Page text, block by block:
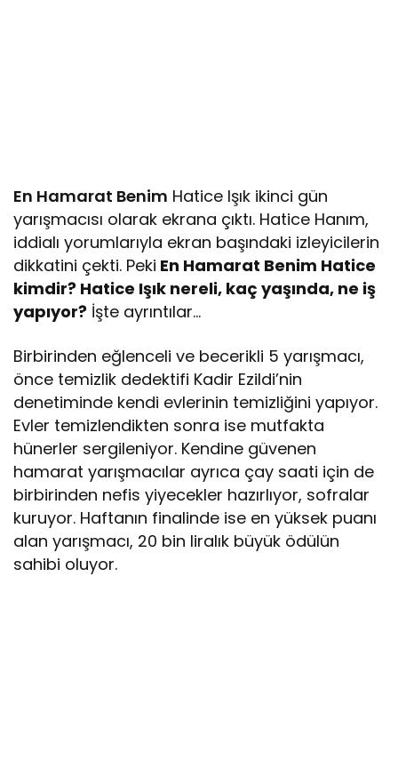
En Hamarat Benim Hatice Işık ikinci gün
yarışmacısı olarak ekrana çıktı. Hatice Hanım,
iddialı yorumlarıyla ekran başındaki izleyicilerin
dikkatini çekti. Peki En Hamarat Benim Hatice
kimdir? Hatice Işık nereli, kaç yaşında, ne iş
yapıyor? İşte ayrıntılar…
Birbirinden eğlenceli ve becerikli 5 yarışmacı,
önce temizlik dedektifi Kadir Ezildi’nin
denetiminde kendi evlerinin temizliğini yapıyor.
Evler temizlendikten sonra ise mutfakta
hünerler sergileniyor. Kendine güvenen
hamarat yarışmacılar ayrıca çay saati için de
birbirinden nefis yiyecekler hazırlıyor, sofralar
kuruyor. Haftanın finalinde ise en yüksek puanı
alan yarışmacı, 20 bin liralık büyük ödülün
sahibi oluyor.